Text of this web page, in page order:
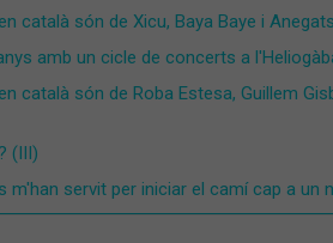
català són de Xicu, Baya Baye i Anegats
amb un cicle de concerts a
català són de Roba Estesa, Guillem
(III)
m'han servit per iniciar el camí cap a un